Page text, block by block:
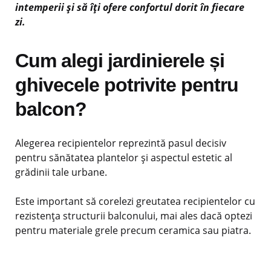
intemperii și să îți ofere confortul dorit în fiecare
zi.
Cum alegi jardinierele și
ghivecele potrivite pentru
balcon?
Alegerea recipientelor reprezintă pasul decisiv
pentru sănătatea plantelor și aspectul estetic al
grădinii tale urbane.
Este important să corelezi greutatea recipientelor cu
rezistența structurii balconului, mai ales dacă optezi
pentru materiale grele precum ceramica sau piatra.